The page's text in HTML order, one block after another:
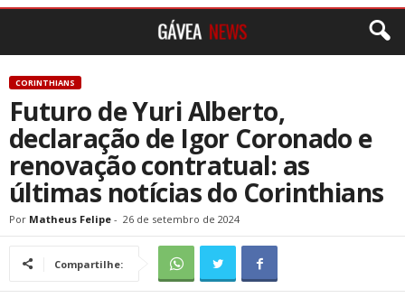
CORINTHIANS
Futuro de Yuri Alberto,
declaração de Igor Coronado e
renovação contratual: as
últimas notícias do Corinthians
Por Matheus Felipe - 26 de setembro de 2024
Compartilhe: